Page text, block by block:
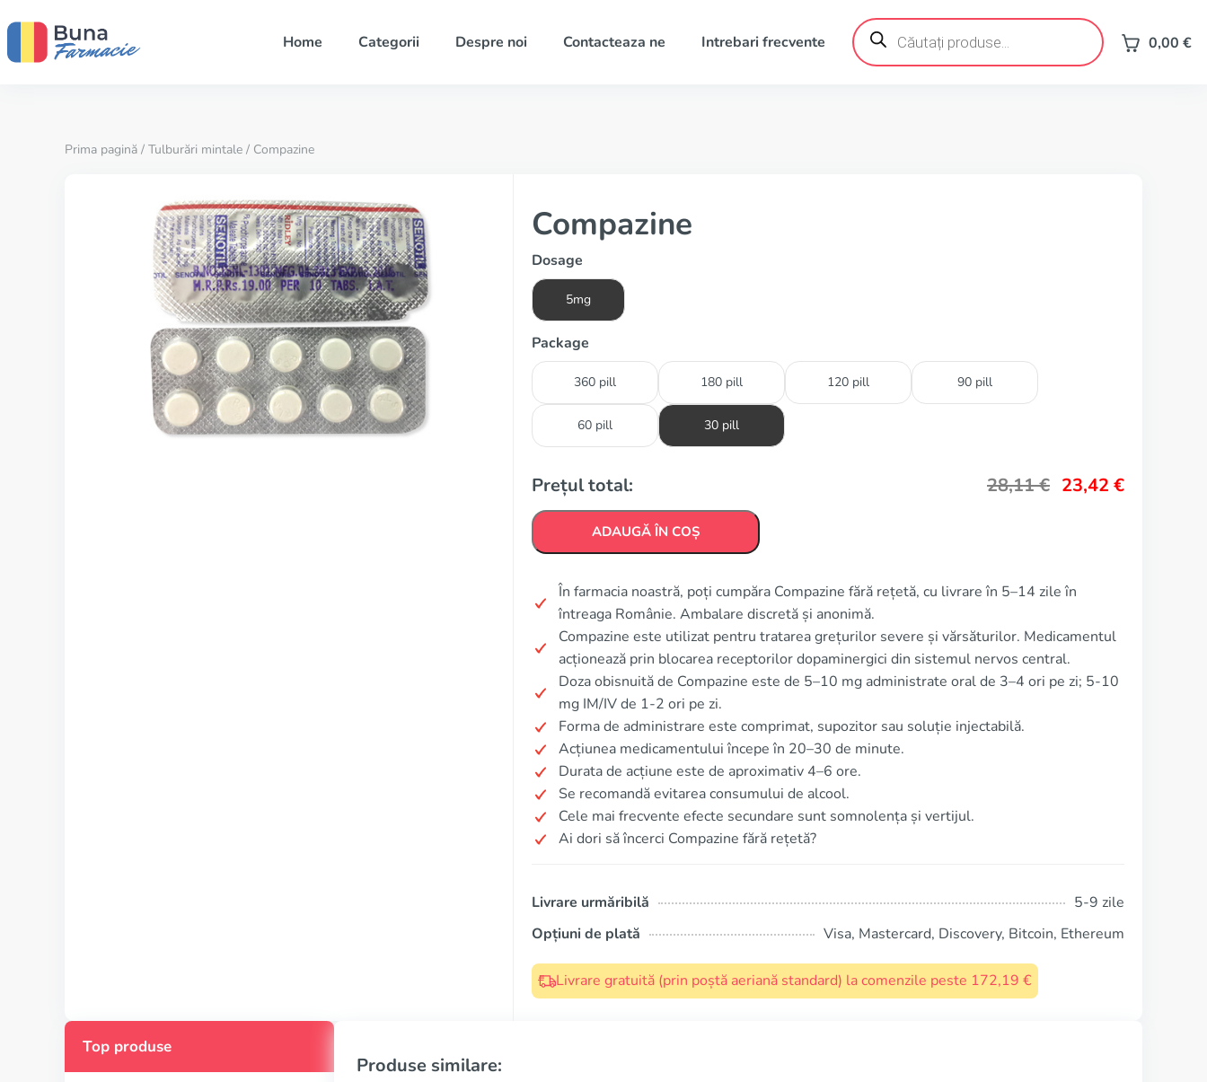
Home Categorii Despre noi Contacteaza ne Intrebari frecvente
Products
search 0,00 €
Prima pagină / Tulburări mintale / Compazine
Compazine
Dosage
5mg
Package
360 pill 180 pill 120 pill 90 pill
60 pill 30 pill
Prețul total: 28,11€ 23,42 €
ADAUGĂ ÎN COȘ
În farmacia noastră, poți cumpăra Compazine fără rețetă, cu livrare în 5–14 zile în
întreaga Românie. Ambalare discretă și anonimă.
Compazine este utilizat pentru tratarea grețurilor severe și vărsăturilor. Medicamentul
acționează prin blocarea receptorilor dopaminergici din sistemul nervos central.
Doza obisnuită de Compazine este de 5–10 mg administrate oral de 3–4 ori pe zi; 5-10
mg IM/IV de 1-2 ori pe zi.
Forma de administrare este comprimat, supozitor sau soluție injectabilă.
Acțiunea medicamentului începe în 20–30 de minute.
Durata de acțiune este de aproximativ 4–6 ore.
Se recomandă evitarea consumului de alcool.
Cele mai frecvente efecte secundare sunt somnolența și vertijul.
Ai dori să încerci Compazine fără rețetă?
Livrare urmăribilă
5-9 zile
Opțiuni de plată
Visa, Mastercard, Discovery, Bitcoin, Ethereum
Livrare gratuită (prin poștă aeriană standard) la comenzile peste 172,19 €
Top produse
Produse similare: